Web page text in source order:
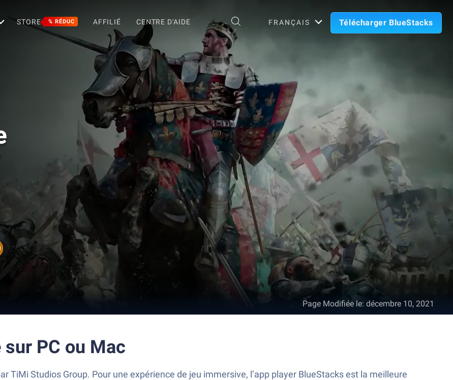
STORE % RÉDUC AFFILIÉ CENTRE D'AIDE FRANÇAIS Télécharger BlueStacks
Page Modifiée le: décembre 10, 2021
PC ou Mac
TiMi Studios Group. Pour une expérience de jeu immersive, l’app player BlueStacks est la meilleure